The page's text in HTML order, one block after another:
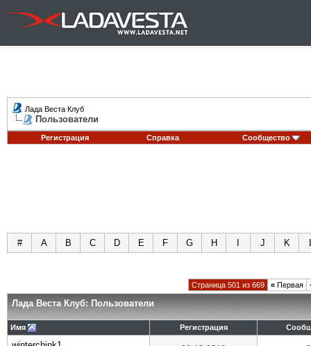
Лада Веста Клуб
Пользователи
Регистрация Справка Сообщество
# A B C D E F G H J K
Страница 501 из 669 « Первая
Лада Веста Клуб: Пользователи
Имя Регистрация